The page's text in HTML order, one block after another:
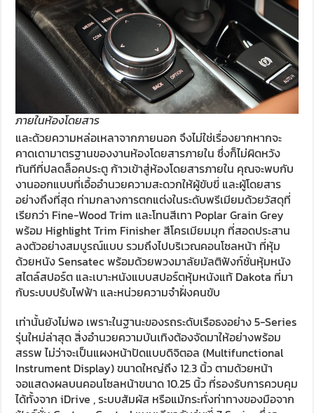
ภายในห้องโดยสาร
และด้วยความหล่อเหลาจากภายนอก จึงไม่ใช่เรื่องยากหากจะ
คาดเดามาตรฐานของงานห้องโดยสารภายใน ซึ่งก็ไม่ผิดหวัง
ทันทีที่ปลดล็อคประตู ก้าวเข้าสู่ห้องโดยสารภายใน คุณจะพบกับ
งานออกแบบที่เอื้ออำนวยความสะดวกให้ผู้ขับขี่ และผู้โดยสาร
อย่างถึงที่สุด ท่ามกลางการตกแต่งในระดับพรีเมียมด้วยวัสดุที่
เรียกว่า Fine-Wood Trim และโทนสีเทา Poplar Grain Grey
พร้อม Highlight Trim Finisher สีโครเมียมมุก ที่สอดประสาน
ลงตัวอย่างสมบูรณ์แบบ รวมถึงไปบริเวณคอนโซลหน้า ที่หุ้ม
ด้วยหนัง Sensatec พร้อมด้วยพวงมาลัยมัลติฟังก์ชั่นหุ้มหนัง
สไตล์สปอร์ต และเบาะหนังแบบสปอร์ตหุ้มหนังแท้ Dakota ที่มา
กับระบบปรับไฟฟ้า และหน่วยความจำฝั่งคนขับ
เท่านั้นยังไม่พอ เพราะในฐานะของรถระดับเรือธงอย่าง 5-Series
รุ่นใหม่ล่าสุด สิ่งอำนวยความบันเทิงต้องจัดมาให้อย่างพร้อม
สรรพ ไม่ว่าจะเป็นแผงหน้าปัดแบบดิจิตอล (Multifunctional
Instrument Display) ขนาดใหญ่ถึง 12.3 นิ้ว ตามด้วยหน้า
จอแสดงผลบนคอนโซลหน้าขนาด 10.25 นิ้ว ที่รองรับการควบคุม
ได้ทั้งจาก iDrive , ระบบสัมผัส หรือแม้กระทั่งท่าทางของมือจาก